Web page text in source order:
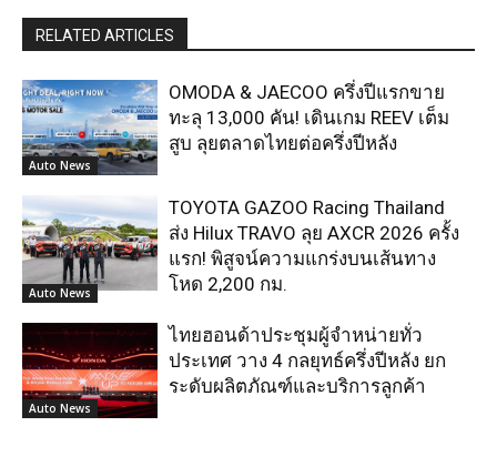
RELATED ARTICLES
Auto News
OMODA & JAECOO ครึ่งปีแรกขาย
ทะลุ 13,000 คัน! เดินเกม REEV เต็ม
สูบ ลุยตลาดไทยต่อครึ่งปีหลัง
Auto News
TOYOTA GAZOO Racing Thailand
ส่ง Hilux TRAVO ลุย AXCR 2026 ครั้ง
แรก! พิสูจน์ความแกร่งบนเส้นทาง
โหด 2,200 กม.
Auto News
ไทยฮอนด้าประชุมผู้จำหน่ายทั่ว
ประเทศ วาง 4 กลยุทธ์ครึ่งปีหลัง ยก
ระดับผลิตภัณฑ์และบริการลูกค้า